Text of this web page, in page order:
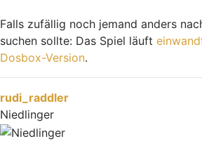
Falls zufällig noch jemand anders
suchen sollte: Das Spiel läuft
Dosbox-Version.
rudi_raddler
Niedlinger